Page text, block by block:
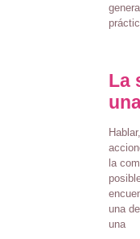
La
la
una
una